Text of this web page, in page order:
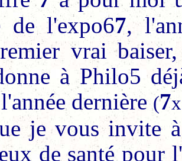
de l'expo67,
vrai
à Philo5
dernière(7
je vous invite
de santé pour